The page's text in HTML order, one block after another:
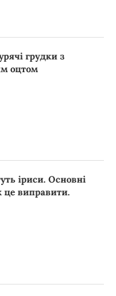
грудки з
оцтом
іриси. Основні
це виправити.